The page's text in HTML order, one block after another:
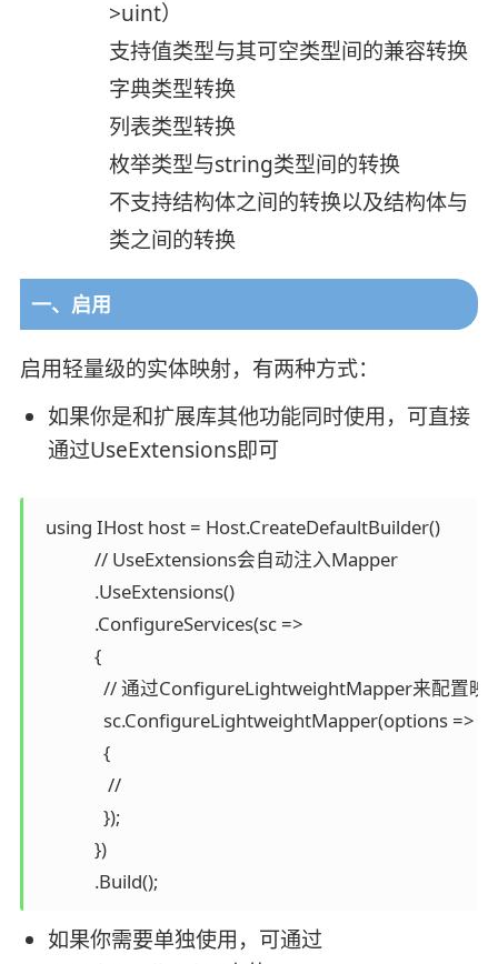
>uint）
支持值类型与其可空类型间的兼容转换
字典类型转换
列表类型转换
枚举类型与string类型间的转换
不支持结构体之间的转换以及结构体与
类之间的转换
一、启用
启用轻量级的实体映射，有两种方式：
如果你是和扩展库其他功能同时使用，可直接
通过UseExtensions即可
  using IHost host = Host.CreateDefaultBuilder()
             // UseExtensions会自动注入Mapper
             .UseExtensions()
             .ConfigureServices(sc =>
             {
// 通过ConfigureLightweightMapper来配置映
               sc.ConfigureLightweightMapper(options =>
               {
                //
               });
             })
             .Build();
如果你需要单独使用，可通过